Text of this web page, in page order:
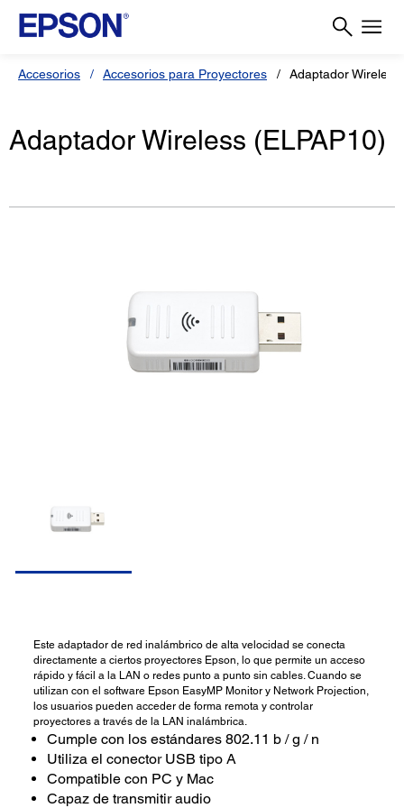
Accesorios Accesorios para Proyectores Adaptador Wireless
Adaptador Wireless (ELPAP10)
Este adaptador de red inalámbrico de alta velocidad se conecta
directamente a ciertos proyectores Epson, lo que permite un acceso
rápido y fácil a la LAN o redes punto a punto sin cables. Cuando se
utilizan con el software Epson EasyMP Monitor y Network Projection,
los usuarios pueden acceder de forma remota y controlar
proyectores a través de la LAN inalámbrica.
Cumple con los estándares 802.11 b / g / n
Utiliza el conector USB tipo A
Compatible con PC y Mac
Capaz de transmitir audio